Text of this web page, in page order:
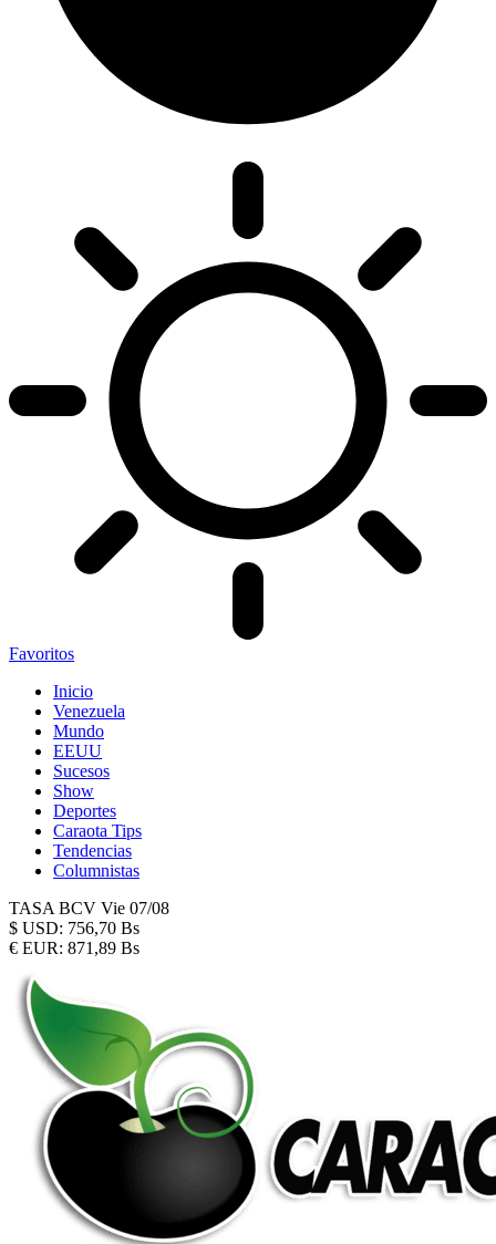
Favoritos
Inicio
Venezuela
Mundo
EEUU
Sucesos
Show
Deportes
Caraota Tips
Tendencias
Columnistas
TASA BCV Vie 07/08
$ USD: 756,70 Bs
€ EUR: 871,89 Bs